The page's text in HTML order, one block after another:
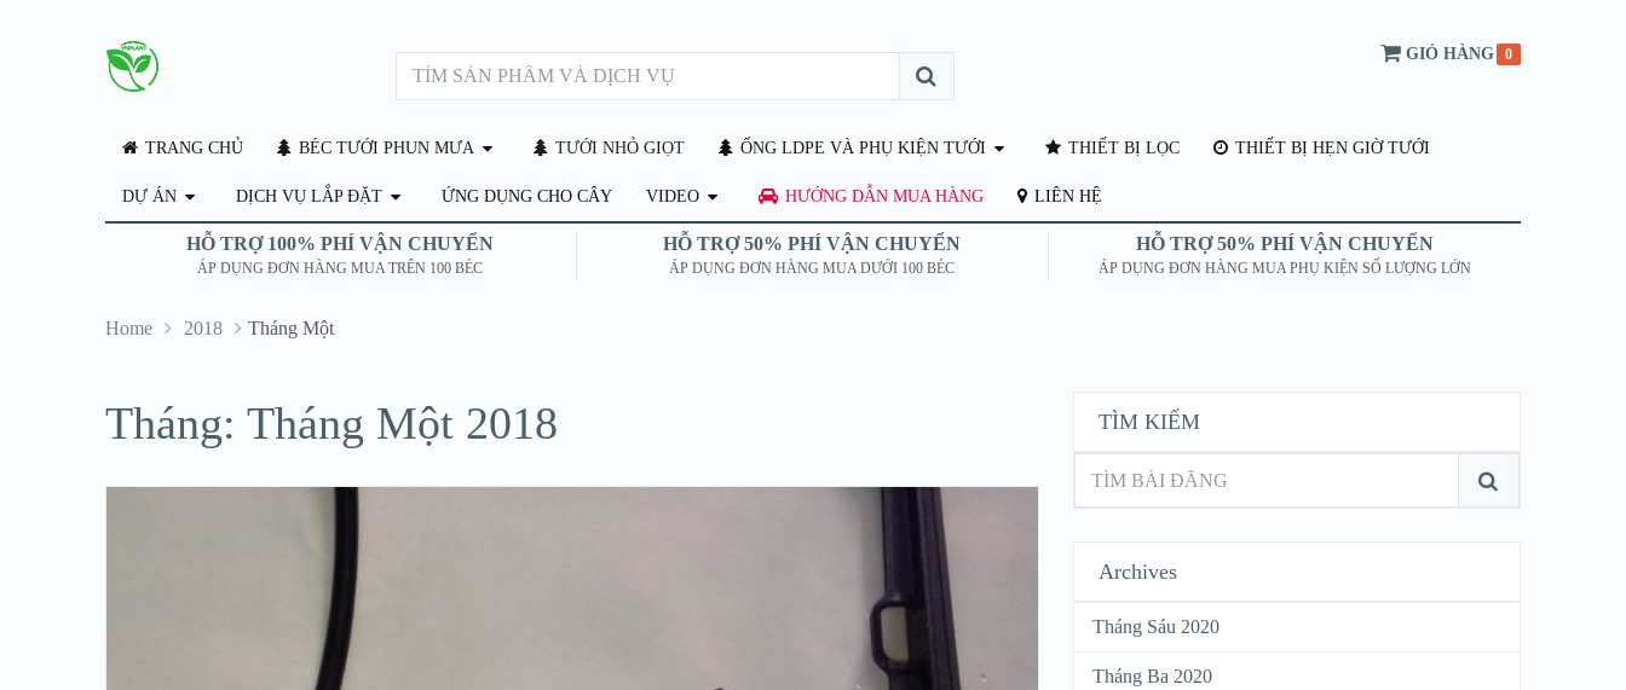
GIỎ HÀNG 0
TRANG CHỦ BÉC TƯỚI PHUN MƯA TƯỚI NHỎ GIỌT ỐNG LDPE VÀ PHỤ KIỆN TƯỚI THIẾT BỊ LỌC THIẾT BỊ HẸN GIỜ TƯỚI
DỰ ÁN DỊCH VỤ LẮP ĐẶT ỨNG DỤNG CHO CÂY VIDEO HƯỚNG DẪN MUA HÀNG LIÊN HỆ
HỖ TRỢ 100% PHÍ VẬN CHUYỂN
ÁP DỤNG ĐƠN HÀNG MUA TRÊN 100 BÉC
HỖ TRỢ 50% PHÍ VẬN CHUYỂN
ÁP DỤNG ĐƠN HÀNG MUA DƯỚI 100 BÉC
HỖ TRỢ 50% PHÍ VẬN CHUYỂN
ÁP DỤNG ĐƠN HÀNG MUA PHỤ KIỆN SỐ LƯỢNG LỚN
Home 2018 Tháng Một
Tháng: Tháng Một 2018 TÌM KIẾM
Archives
Tháng Sáu 2020
Tháng Ba 2020